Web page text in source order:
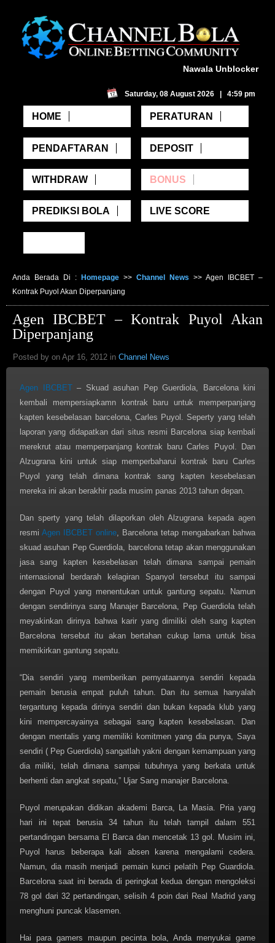
Nawala Unblocker
Saturday, 08 August 2026 | 4:59 pm
HOME PERATURAN
PENDAFTARAN DEPOSIT
WITHDRAW BONUS
PREDIKSI BOLA LIVE SCORE
Anda Berada Di : Homepage >> Channel News >> Agen IBCBET –
Kontrak Puyol Akan Diperpanjang
Agen IBCBET – Kontrak Puyol Akan
Diperpanjang
Posted by on Apr 16, 2012 in Channel News
Agen IBCBET– Skuad asuhan Pep Guerdiola, Barcelona kini
kembali mempersiapkamn kontrak baru untuk memperpanjang
kapten kesebelasan barcelona, Carles Puyol. Seperty yang telah
laporan yang didapatkan dari situs resmi Barcelona siap kembali
merekrut atau memperpanjang kontrak baru Carles Puyol. Dan
Alzugrana kini untuk siap memperbaharui kontrak baru Carles
Puyol yang telah dimana kontrak sang kapten kesebelasan
mereka ini akan berakhir pada musim panas 2013 tahun depan.
Dan sperty yang telah dilaporkan oleh Alzugrana kepada agen
resmi Agen IBCBET online , Barcelona tetap mengabarkan bahwa
skuad asuhan Pep Guerdiola, barcelona tetap akan menggunakan
jasa sang kapten kesebelasan telah dimana sampai pemain
internasional berdarah kelagiran Spanyol tersebut itu sampai
dengan Puyol yang menentukan untuk gantung sepatu. Namun
dengan sendirinya sang Manajer Barcelona, Pep Guerdiola telah
meyakinkan dirinya bahwa karir yang dimiliki oleh sang kapten
Barcelona tersebut itu akan bertahan cukup lama untuk bisa
memikirkan gantung sepatu.
“Dia sendiri yang memberikan pernyataannya sendiri kepada
pemain berusia empat puluh tahun. Dan itu semua hanyalah
tergantung kepada dirinya sendiri dan bukan kepada klub yang
kini mempercayainya sebagai sang kapten kesebelasan. Dan
dengan mentalis yang memiliki komitmen yang dia punya, Saya
sendiri ( Pep Guerdiola) sangatlah yakni dengan kemampuan yang
dia miliki, telah dimana sampai tubuhnya yang berkata untuk
berhenti dan angkat sepatu,” Ujar Sang manajer Barcelona.
Puyol merupakan didikan akademi Barca, La Masia. Pria yang
hari ini tepat berusia 34 tahun itu telah tampil dalam 551
pertandingan bersama El Barca dan mencetak 13 gol. Musim ini,
Puyol harus beberapa kali absen karena mengalami cedera.
Namun, dia masih menjadi pemain kunci pelatih Pep Guardiola.
Barcelona saat ini berada di peringkat kedua dengan mengoleksi
78 gol dari 32 pertandingan, selisih 4 poin dari Real Madrid yang
menghuni puncak klasemen.
Hai para gamers maupun pecinta bola, Anda menyukai game